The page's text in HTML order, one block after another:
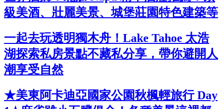
級美酒、壯麗美景、城堡莊園特色建築等
一起去玩透明獨木舟！Lake Tahoe 太浩
湖探索私房景點不藏私分享，帶你避開人
潮享受自然
★美東阿卡迪亞國家公園秋楓輕旅行 Day